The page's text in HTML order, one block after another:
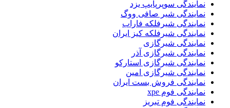
نمایندگی سوپرپایپ یزد
نمایندگی شیر صافی ووگ
نمایندگی شیرفلکه فاراب
نمایندگی شیرفلکه کیز ایران
نمایندگی شیرگازی
نمایندگی شیرگازی آذر
نمایندگی شیرگازی استارکو
نمایندگی شیرگازی امین
نمایندگی فروش بست ایران
نمایندگی فوم xpe
نمایندگی فوم تبریز